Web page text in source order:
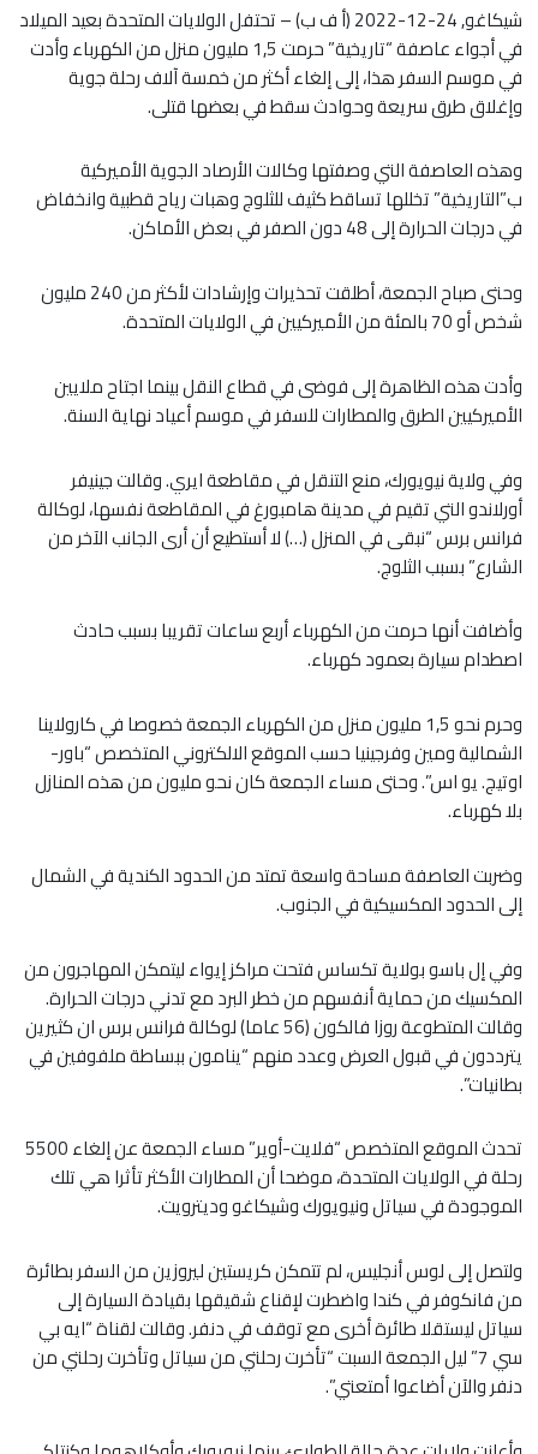
شيكاغو, 24-12-2022 (أ ف ب) – تحتفل الولايات المتحدة بعيد الميلاد
في أجواء عاصفة “تاريخية” حرمت 1,5 مليون منزل من الكهرباء وأدت
في موسم السفر هذا، إلى إلغاء أكثر من خمسة آلاف رحلة جوية
وإغلاق طرق سريعة وحوادث سقط في بعضها قتلى.
وهذه العاصفة التي وصفتها وكالات الأرصاد الجوية الأميركية
ب”التاريخية” تخللها تساقط كثيف للثلوج وهبات رياح قطبية وانخفاض
في درجات الحرارة إلى 48 دون الصفر في بعض الأماكن.
وحتى صباح الجمعة، أطلقت تحذيرات وإرشادات لأكثر من 240 مليون
شخص أو 70 بالمئة من الأميركيين في الولايات المتحدة.
وأدت هذه الظاهرة إلى فوضى في قطاع النقل بينما اجتاح ملايين
الأميركيين الطرق والمطارات للسفر في موسم أعياد نهاية السنة.
وفي ولاية نيويورك، منع التنقل في مقاطعة ايري. وقالت جينيفر
أورلاندو التي تقيم في مدينة هامبورغ في المقاطعة نفسها، لوكالة
فرانس برس “نبقى في المنزل (…) لا أستطيع أن أرى الجانب الآخر من
الشارع” بسبب الثلوج.
وأضافت أنها حرمت من الكهرباء أربع ساعات تقريبا بسبب حادث
اصطدام سيارة بعمود كهرباء.
وحرم نحو 1,5 مليون منزل من الكهرباء الجمعة خصوصا في كارولاينا
الشمالية ومين وفرجينيا حسب الموقع الالكتروني المتخصص “باور-
اوتيج. يو اس”. وحتى مساء الجمعة كان نحو مليون من هذه المنازل
بلا كهرباء.
وضربت العاصفة مساحة واسعة تمتد من الحدود الكندية في الشمال
إلى الحدود المكسيكية في الجنوب.
وفي إل باسو بولاية تكساس فتحت مراكز إيواء ليتمكن المهاجرون من
المكسيك من حماية أنفسهم من خطر البرد مع تدني درجات الحرارة.
وقالت المتطوعة روزا فالكون (56 عاما) لوكالة فرانس برس ان كثيرين
يترددون في قبول العرض وعدد منهم “ينامون ببساطة ملفوفين في
بطانيات”.
تحدث الموقع المتخصص “فلايت-أوير” مساء الجمعة عن إلغاء 5500
رحلة في الولايات المتحدة، موضحا أن المطارات الأكثر تأثرا هي تلك
الموجودة في سياتل ونيويورك وشيكاغو وديترويت.
ولتصل إلى لوس أنجليس، لم تتمكن كريستين ليروزين من السفر بطائرة
من فانكوفر في كندا واضطرت لإقناع شقيقها بقيادة السيارة إلى
سياتل ليستقلا طائرة أخرى مع توقف في دنفر. وقالت لقناة “ايه بي
سي 7” ليل الجمعة السبت “تأخرت رحلتي من سياتل وتأخرت رحلتي من
دنفر والآن أضاعوا أمتعتي”.